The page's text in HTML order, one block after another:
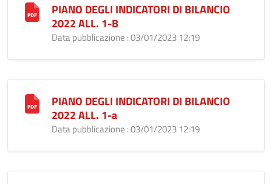
PIANO DEGLI INDICATORI DI BILANCIO
2022 ALL. 1-B
Data pubblicazione : 03/01/2023 12:19
PIANO DEGLI INDICATORI DI BILANCIO
2022 ALL. 1-a
Data pubblicazione : 03/01/2023 12:19